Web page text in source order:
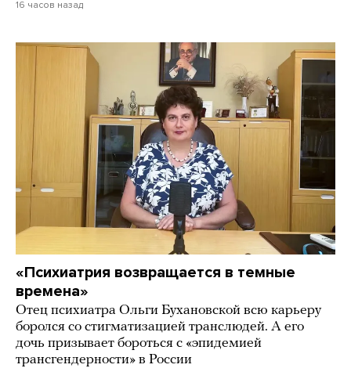
16 часов назад
«Психиатрия возвращается в темные
времена»
Отец психиатра Ольги Бухановской всю карьеру
боролся со стигматизацией транслюдей. А его
дочь призывает бороться с «эпидемией
трансгендерности» в России